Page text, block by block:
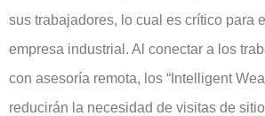
sus trabajadores, lo cual es crítico para
empresa industrial. Al conectar a los
con asesoría remota, los “Intelligent
reducirán la necesidad de visitas de